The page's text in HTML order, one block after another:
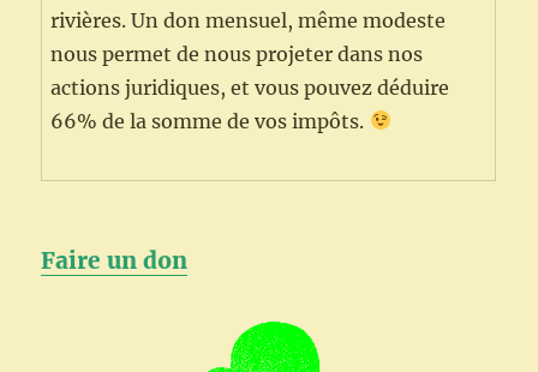
rivières. Un don mensuel, même modeste
nous permet de nous projeter dans nos
actions juridiques, et vous pouvez déduire
66% de la somme de vos impôts.
Faire un don